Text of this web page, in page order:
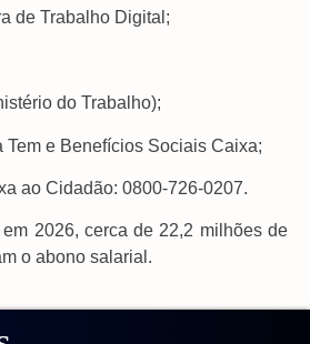
Trabalho Digital;
do Trabalho);
e Benefícios Sociais Caixa;
ao Cidadão: 0800-726-0207.
2026, cerca de 22,2 milhões de
o abono salarial.